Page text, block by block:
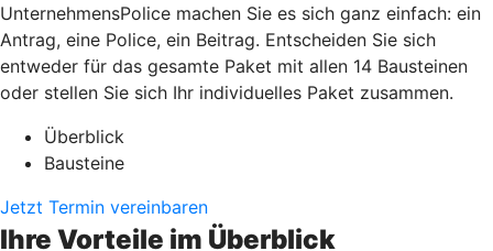
UnternehmensPolice machen Sie es sich ganz einfach: ein
Antrag, eine Police, ein Beitrag. Entscheiden Sie sich
entweder für das gesamte Paket mit allen 14 Bausteinen
oder stellen Sie sich Ihr individuelles Paket zusammen.
Überblick
Bausteine
Jetzt Termin vereinbaren
Ihre Vorteile im Überblick